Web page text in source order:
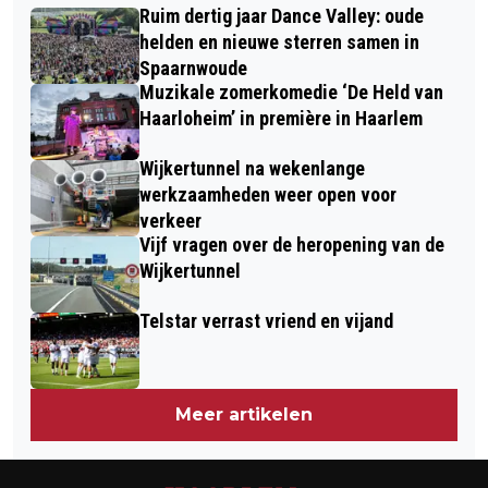
JAAR IJMUIDEN
Ruim dertig jaar Dance Valley: oude
helden en nieuwe sterren samen in
Spaarnwoude
Muzikale zomerkomedie ‘De Held van
Haarloheim’ in première in Haarlem
Wijkertunnel na wekenlange
werkzaamheden weer open voor
verkeer
Vijf vragen over de heropening van de
Wijkertunnel
Telstar verrast vriend en vijand
Meer artikelen